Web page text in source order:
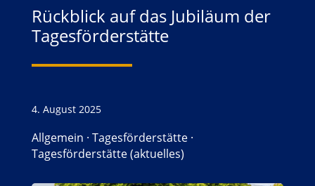
Rückblick auf das Jubiläum der
Tagesförderstätte
4. August 2025
Allgemein · Tagesförderstätte·
Tagesförderstätte (aktuelles)